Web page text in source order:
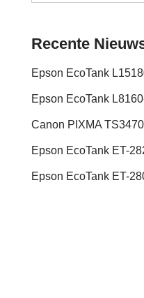
Recente
Epson EcoTank
Epson EcoTank
Canon PIXMA
Epson EcoTank ET-
Epson EcoTank ET-